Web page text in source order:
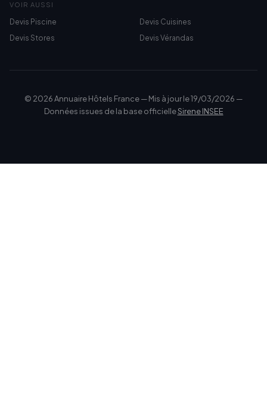
VOIR AUSSI
Devis Piscine
Devis Cuisines
Devis Stores
Devis Vérandas
© 2026 Annuaire Hôtels France — Mis à jour le 19/03/2026 —
Données issues de la base officielleSirene INSEE